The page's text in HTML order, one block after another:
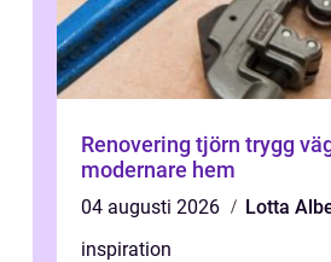
Renovering tjörn trygg väg till ett
modernare hem
04 augusti 2026
Lotta
inspiration